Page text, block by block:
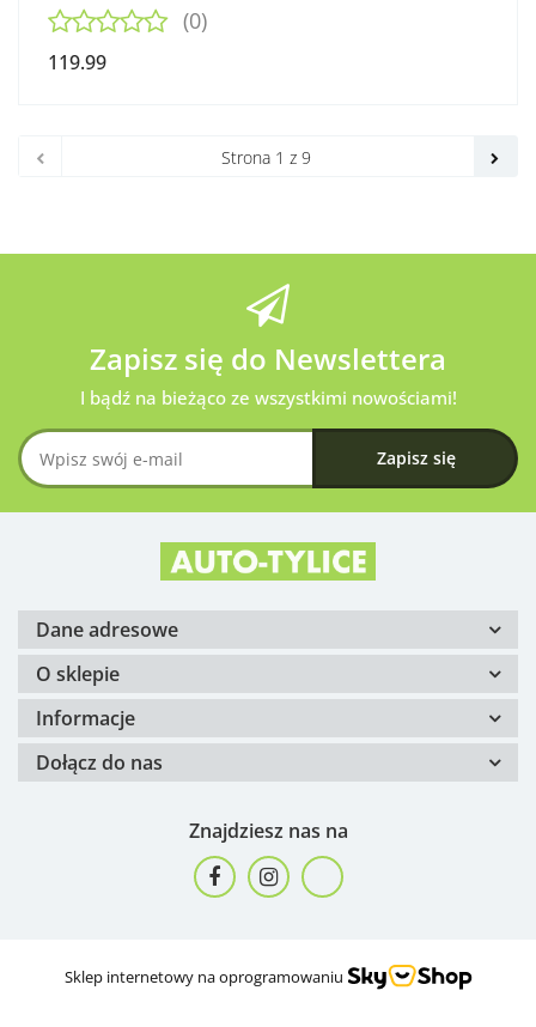
(0)
119.99
Zapisz się do Newslettera
I bądź na bieżąco ze wszystkimi nowościami!
Dane adresowe
O sklepie
Informacje
Dołącz do nas
Znajdziesz nas na
Sklep internetowy na oprogramowaniu